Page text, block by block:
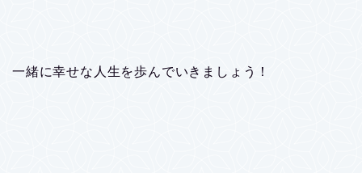
一緒に幸せな人生を歩んでいきましょう！